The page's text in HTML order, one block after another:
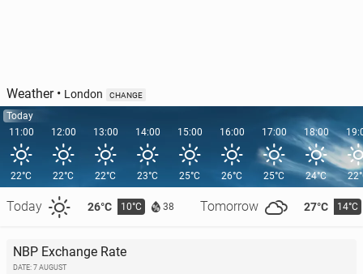
Weather• London CHANGE
Today
11:00
22°C
Today 26°C 10°C 38 Tomorrow 27°C 14°C
12:00
22°C
13:00
22°C
14:00
23°C
15:00
25°C
16:00
26°C
17:00
25°C
18:00
24°C
NBP Exchange Rate
DATE: 7 AUGUST